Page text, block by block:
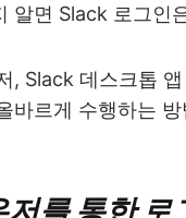
알면 Slack 로그인
, Slack 데스크톱
바르게 수행하는
저를 통한 로